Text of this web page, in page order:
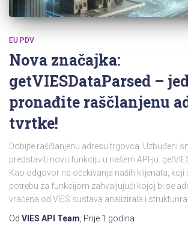
EU PDV
Nova značajka:
getVIESDataParsed –
pronađite raščlanjenu
tvrtke!
Dobijte raščlanjenu adresu trgovca. Uzbuđeni
predstaviti novu funkciju u našem API-ju:
Kao odgovor na očekivanja naših klijenata, koji
potrebu za funkcijom zahvaljujući kojoj bi se
vraćena od VIES sustava analizirala i
Od VIES API Team , Prije 1 godina